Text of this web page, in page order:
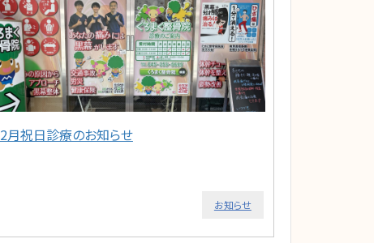
2月祝日診療のお知らせ
お知らせ